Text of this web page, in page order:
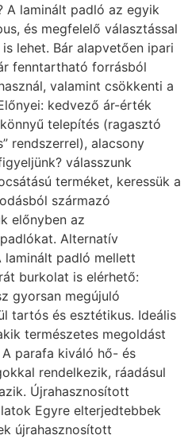
A laminált padló az egyik
és megfelelő választással
lehet. Bár alapvetően ipari
fenntartható forrásból
valamint csökkenti a
kedvező ár-érték
telepítés (ragasztó
rendszerrel), alacsony
válasszunk
terméket, keressük a
származó
előnyben az
Alternatív
padló mellett
burkolat is elérhető:
gyorsan megújuló
tartós és esztétikus. Ideális
természetes megoldást
parafa kiváló hő- és
rendelkezik, ráadásul
Újrahasznosított
Egyre elterjedtebbek
újrahasznosított